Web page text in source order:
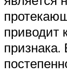
приводит